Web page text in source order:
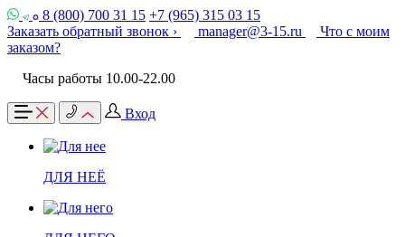
8 (800) 700 31 15 +7 (965) 315 03 15
Заказать обратный звонок ›
manager@3-15.ru
Что с моим
заказом?
Часы работы 10.00-22.00
Вход
ДЛЯ НЕЁ